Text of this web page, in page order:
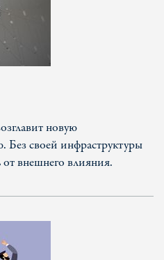
новую
своей инфраструктуры
внешнего влияния.